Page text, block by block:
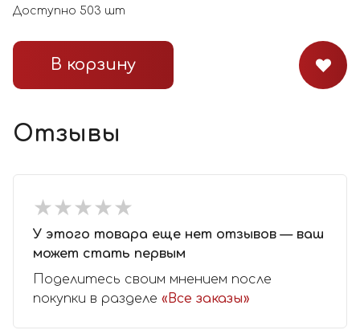
Доступно 503 шт
В корзину
Отзывы
★★★★★
★★★★★
У этого товара еще нет отзывов — ваш
может стать первым
Поделитесь своим мнением после
покупки в разделе «Все заказы»